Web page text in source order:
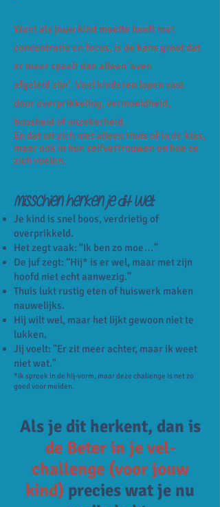
Want als jouw kind moeite heeft met
concentratie en focus, is de kans groot dat
er meer speelt dan alleen ‘even
afgeleid zijn’. Veel kinderen lopen vast
door overprikkeling, vermoeidheid,
boosheid of onzekerheid.
En dat uit zich niet alleen thuis of in de klas,
maar ook in hun zelfvertrouwen en hoe ze
zich voelen.
Misschien herken je dit wel:
Je kind is snel boos, verdrietig of
overprikkeld.
Het zegt vaak: “Ik ben zo moe…”
De juf zegt: “Hij* is er wel, maar met zijn
hoofd niet echt aanwezig.”
Thuis lukt rustig eten of huiswerk maken
nauwelijks.
Hij wilt wel, maar het lijkt gewoon niet te
lukken.
Jij voelt: "Er zit meer achter, maar ik weet
niet wat."
*Ik spreek in de hij-vorm, maar deze challenge is net zo
goed voor meiden.
Als je dit herkent, dan is
de Beter in je vel-
challenge (voor jouw
kind) precies wat je nu